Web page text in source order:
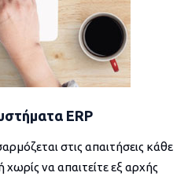
ERP
στις απαιτήσεις κάθε
να απαιτείτε εξ αρχής